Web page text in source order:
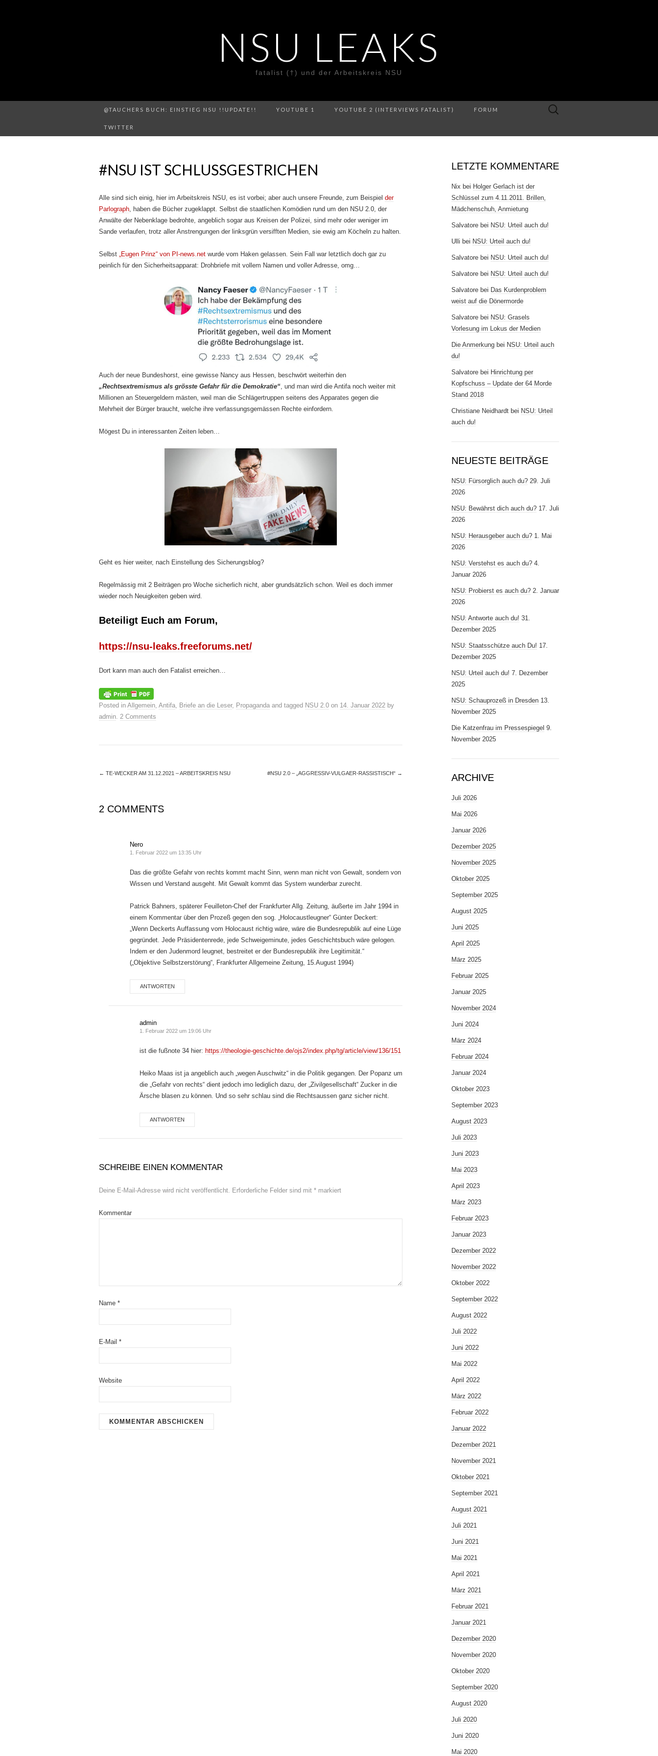
NSU LEAKS
fatalist (†) und der Arbeitskreis NSU
@TAUCHERS BUCH: EINSTIEG NSU !!UPDATE!! YOUTUBE 1 YOUTUBE 2 (INTERVIEWS FATALIST) FORUM
TWITTER
Suche
#NSU IST SCHLUSSGESTRICHEN
Alle sind sich einig, hier im Arbeitskreis NSU, es ist vorbei; aber auch unsere Freunde, zum Beispiel der
Parlograph, haben die Bücher zugeklappt. Selbst die staatlichen Komödien rund um den NSU 2.0, der
Anwälte der Nebenklage bedrohte, angeblich sogar aus Kreisen der Polizei, sind mehr oder weniger im
Sande verlaufen, trotz aller Anstrengungen der linksgrün versifften Medien, sie ewig am Köcheln zu halten.
Selbst „Eugen Prinz“ von PI-news.net wurde vom Haken gelassen. Sein Fall war letztlich doch gar zu
peinlich für den Sicherheitsapparat: Drohbriefe mit vollem Namen und voller Adresse, omg…
Auch der neue Bundeshorst, eine gewisse Nancy aus Hessen, beschwört weiterhin den
„Rechtsextremismus als grösste Gefahr für die Demokratie“, und man wird die Antifa noch weiter mit
Millionen an Steuergeldern mästen, weil man die Schlägertruppen seitens des Apparates gegen die
Mehrheit der Bürger braucht, welche ihre verfassungsgemässen Rechte einfordern.
Mögest Du in interessanten Zeiten leben…
Geht es hier weiter, nach Einstellung des Sicherungsblog?
Regelmässig mit 2 Beiträgen pro Woche sicherlich nicht, aber grundsätzlich schon. Weil es doch immer
wieder noch Neuigkeiten geben wird.
Beteiligt Euch am Forum,
https://nsu-leaks.freeforums.net/
Dort kann man auch den Fatalist erreichen…
Posted in Allgemein Antifa Briefe an die Leser, Propaganda and tagged NSU 2.0 on 14. Januar 2022 by
admin 2 Comments
← TE-WECKER AM 31.12.2021 – ARBEITSKREIS NSU #NSU 2.0 – „AGGRESSIV-VULGAER-RASSISTISCH“ →
2 COMMENTS
Nero
1. Februar 2022 um 13:35 Uhr
Das die größte Gefahr von rechts kommt macht Sinn, wenn man nicht von Gewalt, sondern von
Wissen und Verstand ausgeht. Mit Gewalt kommt das System wunderbar zurecht.
Patrick Bahners, späterer Feuilleton-Chef der Frankfurter Allg. Zeitung, äußerte im Jahr 1994 in
einem Kommentar über den Prozeß gegen den sog. „Holocaustleugner“ Günter Deckert:
„Wenn Deckerts Auffassung vom Holocaust richtig wäre, wäre die Bundesrepublik auf eine Lüge
gegründet. Jede Präsidentenrede, jede Schweigeminute, jedes Geschichtsbuch wäre gelogen.
Indem er den Judenmord leugnet, bestreitet er der Bundesrepublik ihre Legitimität.“
(„Objektive Selbstzerstörung“, Frankfurter Allgemeine Zeitung, 15.August 1994)
ANTWORTEN
admin
1. Februar 2022 um 19:06 Uhr
ist die fußnote 34 hier: https://theologie-geschichte.de/ojs2/index.php/tg/article/view/136/151
Heiko Maas ist ja angeblich auch „wegen Auschwitz“ in die Politik gegangen. Der Popanz um
die „Gefahr von rechts“ dient jedoch imo lediglich dazu, der „Zivilgesellschaft“ Zucker in die
Ärsche blasen zu können. Und so sehr schlau sind die Rechtsaussen ganz sicher nicht.
ANTWORTEN
SCHREIBE EINEN KOMMENTAR
Deine E-Mail-Adresse wird nicht veröffentlicht. Erforderliche Felder sind mit * markiert
Kommentar
Name *
E-Mail *
Website
LETZTE KOMMENTARE
Nix bei Holger Gerlach ist der
Schlüssel zum 4.11.2011. Brillen,
Mädchenschuh, Anmietung
Salvatore bei NSU: Urteil auch du!
Ulli bei NSU: Urteil auch du!
Salvatore bei NSU: Urteil auch du!
Salvatore bei NSU: Urteil auch du!
Salvatore bei Das Kurdenproblem
weist auf die Dönermorde
Salvatore bei NSU: Grasels
Vorlesung im Lokus der Medien
Die Anmerkung bei NSU: Urteil auch
du!
Salvatore bei Hinrichtung per
Kopfschuss – Update der 64 Morde
Stand 2018
Christiane Neidhardt bei NSU: Urteil
auch du!
NEUESTE BEITRÄGE
NSU: Fürsorglich auch du? 29. Juli
2026
NSU: Bewährst dich auch du? 17. Juli
2026
NSU: Herausgeber auch du? 1. Mai
2026
NSU: Verstehst es auch du? 4.
Januar 2026
NSU: Probierst es auch du? 2. Januar
2026
NSU: Antworte auch du! 31.
Dezember 2025
NSU: Staatsschütze auch Du! 17.
Dezember 2025
NSU: Urteil auch du! 7. Dezember
2025
NSU: Schauprozeß in Dresden 13.
November 2025
Die Katzenfrau im Pressespiegel 9.
November 2025
ARCHIVE
Juli 2026
Mai 2026
Januar 2026
Dezember 2025
November 2025
Oktober 2025
September 2025
August 2025
Juni 2025
April 2025
März 2025
Februar 2025
Januar 2025
November 2024
Juni 2024
März 2024
Februar 2024
Januar 2024
Oktober 2023
September 2023
August 2023
Juli 2023
Juni 2023
Mai 2023
April 2023
März 2023
Februar 2023
Januar 2023
Dezember 2022
November 2022
Oktober 2022
September 2022
August 2022
Juli 2022
Juni 2022
Mai 2022
April 2022
März 2022
Februar 2022
Januar 2022
Dezember 2021
November 2021
Oktober 2021
September 2021
August 2021
Juli 2021
Juni 2021
Mai 2021
April 2021
März 2021
Februar 2021
Januar 2021
Dezember 2020
November 2020
Oktober 2020
September 2020
August 2020
Juli 2020
Juni 2020
Mai 2020